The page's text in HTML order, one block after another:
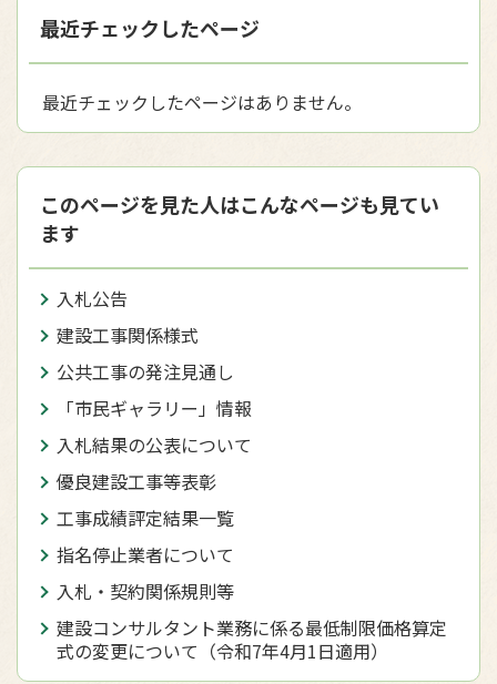
最近チェックしたページ
最近チェックしたページはありません。
このページを見た人はこんなページも見てい
ます
入札公告
建設工事関係様式
公共工事の発注見通し
「市民ギャラリー」情報
入札結果の公表について
優良建設工事等表彰
工事成績評定結果一覧
指名停止業者について
入札・契約関係規則等
建設コンサルタント業務に係る最低制限価格算定
式の変更について（令和7年4月1日適用）